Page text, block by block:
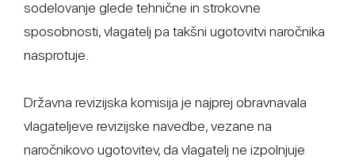
sodelovanje glede tehnične in strokovne
sposobnosti, vlagatelj pa takšni ugotovitvi naročnika
nasprotuje.
Državna revizijska komisija je najprej obravnavala
vlagateljeve revizijske navedbe, vezane na
naročnikovo ugotovitev, da vlagatelj ne izpolnjuje